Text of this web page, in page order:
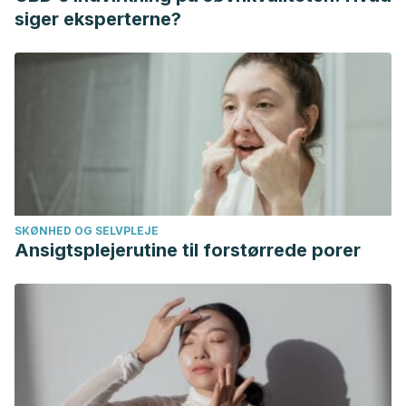
Galdino José Sitonio. (2009). Ressecção alargada para o
adenocarcinoma colorretal localmente invasivo: relato de
caso e revisão da literatura.
Revista Brasileira de
https://dx.doi.org/10.1590/S0101-98802009000100015
Uribe, J. F., & Gallo, J. F. (2009). Actualización en
Revista Urología Colombiana,18
Jenkins, L. C., & Mulhall, J. P. (2015). Delayed orgasm and
anorgasmia.
Fertility and sterility 104
(5), 1082–1088.
https://doi.org/10.1016/j.fertnstert.2015.09.029
Harvard Medical School. Retrograde Ejaculation. (2018).
recuperado el 9 de noviembre de 2020.
https://www.health.harvard.edu/a_to_z/retrograde-
siger eksperterne?
SKØNHED OG SELVPLEJE
Ansigtsplejerutine til forstørrede porer